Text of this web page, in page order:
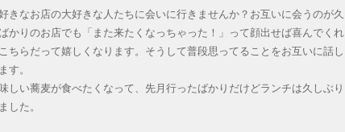
なお店の大好きな人たちに会いに行きませんか？お互いに会うのが久
かりのお店でも「また来たくなっちゃった！」って顔出せば喜んでくれ
ちらだって嬉しくなります。そうして普段思ってることをお互いに話し
す。
い蕎麦が食べたくなって、先月行ったばかりだけどランチは久しぶり
した。